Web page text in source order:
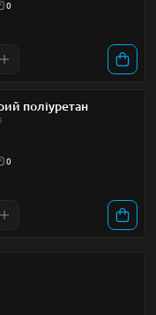
0
поліуретан
0